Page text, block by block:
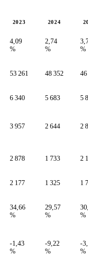
2023 2024
4,09
%
2,74
%
%
53 261 48 352
6 340 5 683 5
3 957 2 644 2
2 878 1 733 2
2 177 1 325 1
34,66
%
29,57
%
%
-1,43
%
-9,22
%
-
%